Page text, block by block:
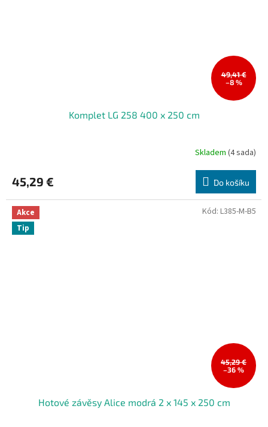
49,41 €
–8 %
Komplet LG 258 400 x 250 cm
Skladem (4 sada)
45,29 € Do košíku
Akce
Tip
45,29 €
–36 %
Hotové závěsy Alice modrá 2 x 145 x 250 cm
Kód: L385-M-B5